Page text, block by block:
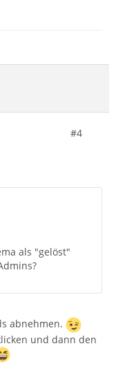
#4
als "gelöst"
abnehmen.
und dann den